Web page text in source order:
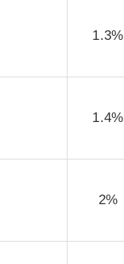
1.3%
1.4%
2%